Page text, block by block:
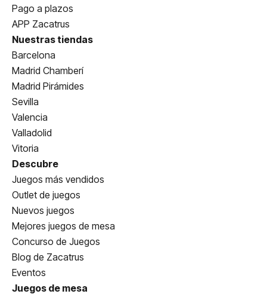
Pago a plazos
APP Zacatrus
Nuestras tiendas
Barcelona
Madrid Chamberí
Madrid Pirámides
Sevilla
Valencia
Valladolid
Vitoria
Descubre
Juegos más vendidos
Outlet de juegos
Nuevos juegos
Mejores juegos de mesa
Concurso de Juegos
Blog de Zacatrus
Eventos
Juegos de mesa